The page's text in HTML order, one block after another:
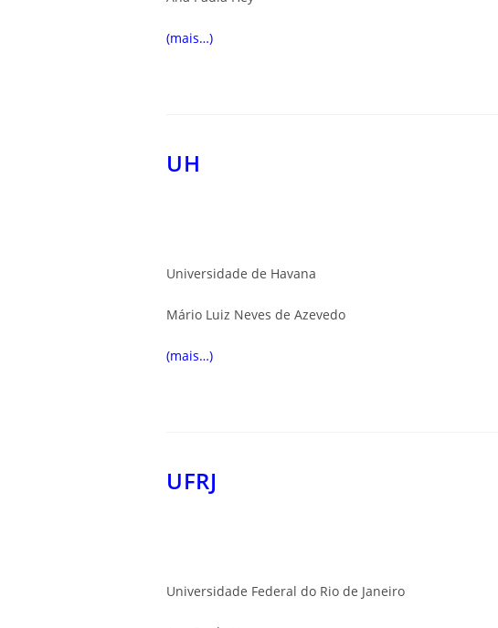
(mais…)
UH
Universidade de Havana
Mário Luiz Neves de Azevedo
(mais…)
UFRJ
Universidade Federal do Rio de Janeiro